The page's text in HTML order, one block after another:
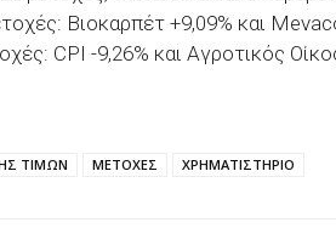
Βιοκαρπέτ +9,09% και
CPI -9,26% και Αγροτικός
ΤΙΜΩΝ ΜΕΤΟΧΕΣ ΧΡΗΜΑΤΙΣΤΗΡΙΟ